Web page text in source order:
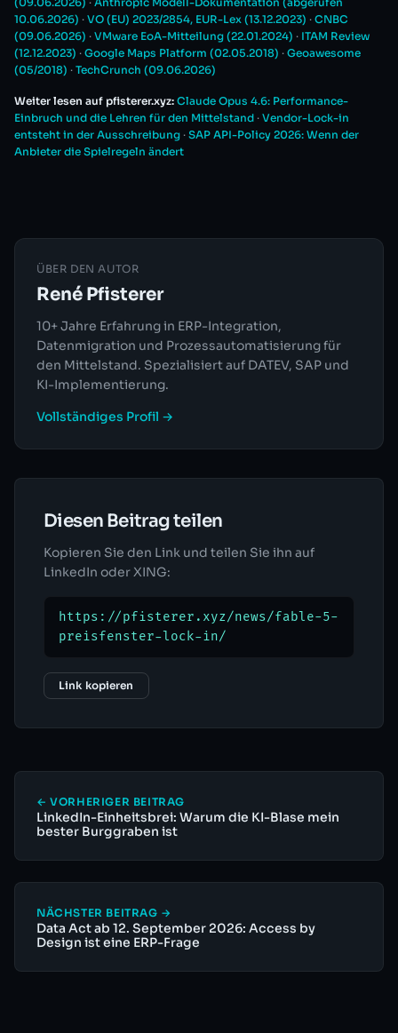
10.06.2026) · VO (EU) 2023/2854, EUR-Lex (13.12.2023) · CNBC
(09.06.2026) · VMware EoA-Mitteilung (22.01.2024) · ITAM Review
(12.12.2023) · Google Maps Platform (02.05.2018) · Geoawesome
(05/2018) · TechCrunch (09.06.2026)
Weiter lesen auf pfisterer.xyz: Claude Opus 4.6: Performance-
Einbruch und die Lehren für den Mittelstand · Vendor-Lock-in
entsteht in der Ausschreibung · SAP API-Policy 2026: Wenn der
Anbieter die Spielregeln ändert
ÜBER DEN AUTOR
René Pfisterer
10+ Jahre Erfahrung in ERP-Integration,
Datenmigration und Prozessautomatisierung für
den Mittelstand. Spezialisiert auf DATEV, SAP und
KI-Implementierung.
Vollständiges Profil →
Diesen Beitrag teilen
Kopieren Sie den Link und teilen Sie ihn auf
LinkedIn oder XING:
https://pfisterer.xyz/news/fable-5-
preisfenster-lock-in/
Link kopieren
← VORHERIGER BEITRAG
LinkedIn-Einheitsbrei: Warum die KI-Blase mein
bester Burggraben ist
NÄCHSTER BEITRAG →
Data Act ab 12. September 2026: Access by
Design ist eine ERP-Frage